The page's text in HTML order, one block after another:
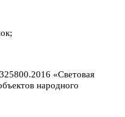
«Световая
народного